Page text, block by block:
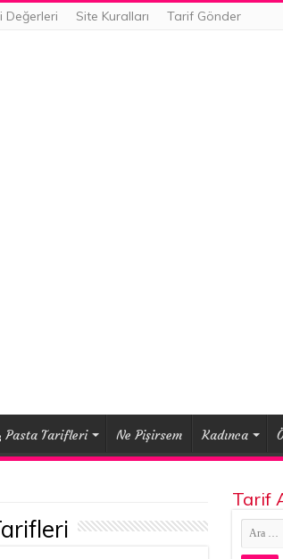
Değerleri Site Kuralları Tarif Gönder
Pasta Tarifleri Ne Pişirsem Kadınca
Tarif